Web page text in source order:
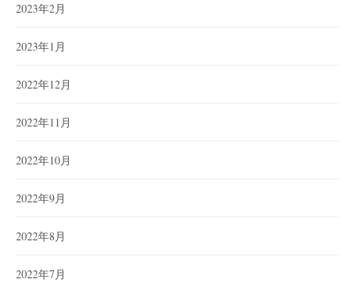
2023年2月
2023年1月
2022年12月
2022年11月
2022年10月
2022年9月
2022年8月
2022年7月